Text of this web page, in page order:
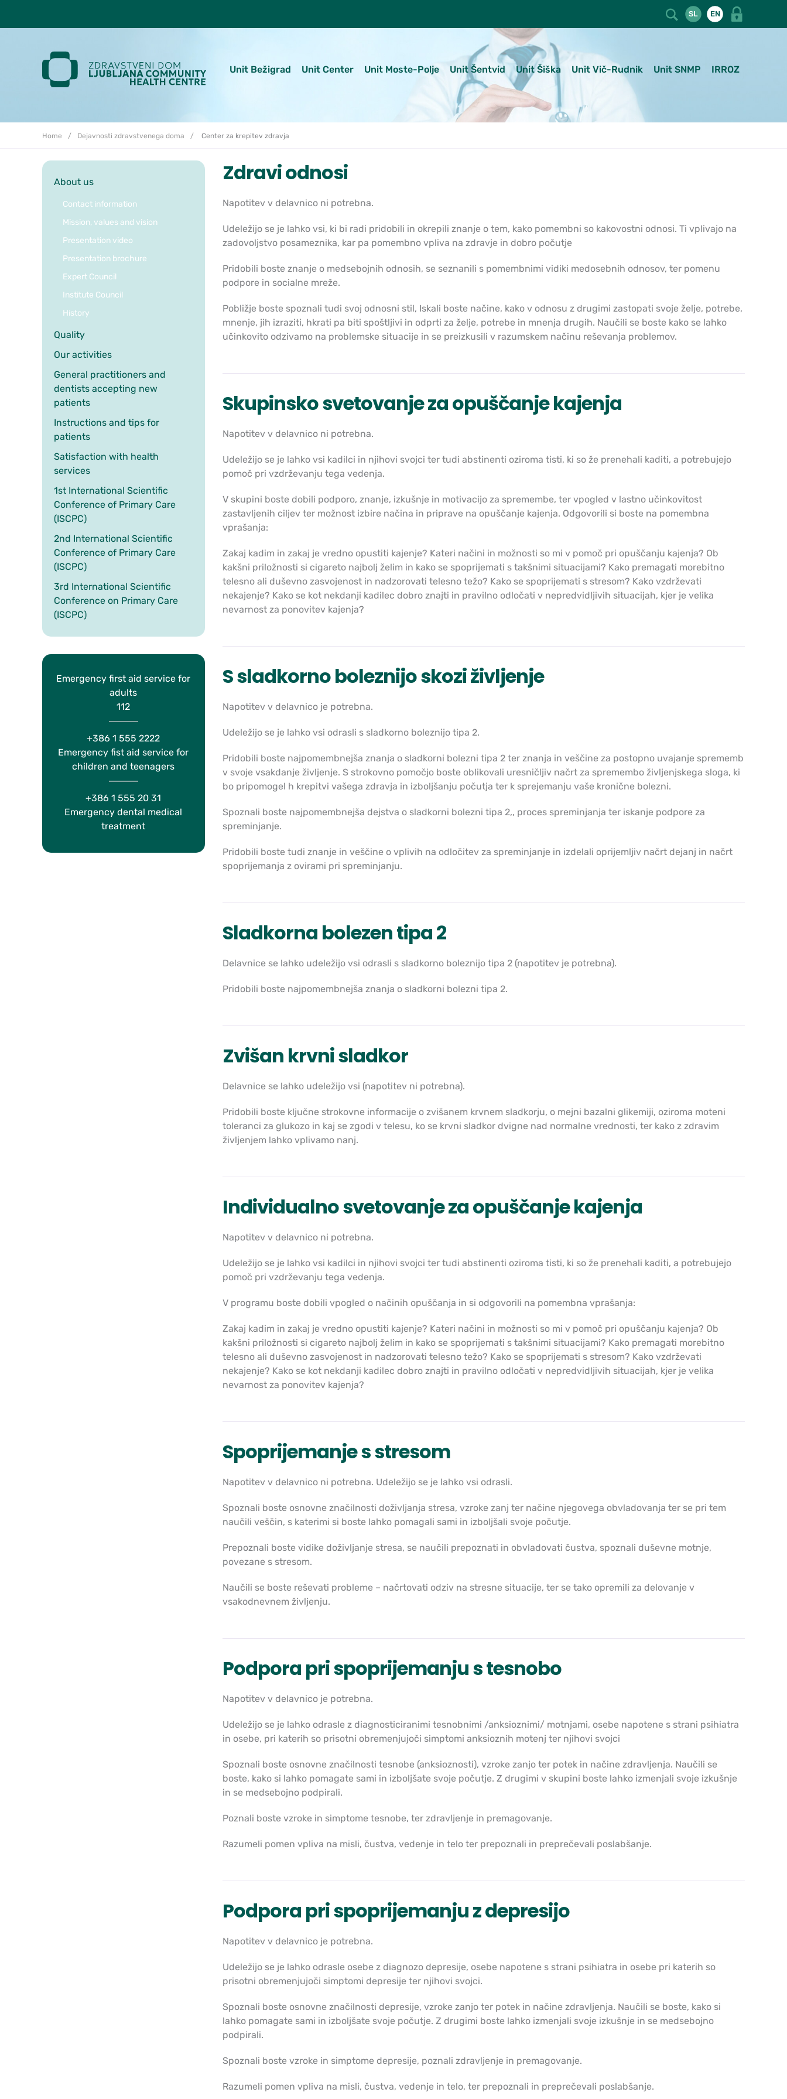
SL EN
Unit Bežigrad Unit Center Unit Moste-Polje Unit Šentvid Unit Šiška Unit Vič-Rudnik Unit SNMP IRROZ
Home Dejavnosti zdravstvenega doma Center za krepitev zdravja
About us
Contact information
Mission, values and vision
Presentation video
Presentation brochure
Expert Council
Institute Council
History
Quality
Our activities
General practitioners and
dentists accepting new
patients
Instructions and tips for
patients
Satisfaction with health
services
1st International Scientific
Conference of Primary Care
(ISCPC)
2nd International Scientific
Conference of Primary Care
(ISCPC)
3rd International Scientific
Conference on Primary Care
(ISCPC)
Emergency first aid service for
adults
112
+386 1 555 2222
Emergency fist aid service for
children and teenagers
+386 1 555 20 31
Emergency dental medical
treatment
Zdravi odnosi
Napotitev v delavnico ni potrebna.
Udeležijo se je lahko vsi, ki bi radi pridobili in okrepili znanje o tem, kako pomembni so kakovostni odnosi. Ti vplivajo na
zadovoljstvo posameznika, kar pa pomembno vpliva na zdravje in dobro počutje
Pridobili boste znanje o medsebojnih odnosih, se seznanili s pomembnimi vidiki medosebnih odnosov, ter pomenu
podpore in socialne mreže.
Pobližje boste spoznali tudi svoj odnosni stil, Iskali boste načine, kako v odnosu z drugimi zastopati svoje želje, potrebe,
mnenje, jih izraziti, hkrati pa biti spoštljivi in odprti za želje, potrebe in mnenja drugih. Naučili se boste kako se lahko
učinkovito odzivamo na problemske situacije in se preizkusili v razumskem načinu reševanja problemov.
Skupinsko svetovanje za opuščanje kajenja
Napotitev v delavnico ni potrebna.
Udeležijo se je lahko vsi kadilci in njihovi svojci ter tudi abstinenti oziroma tisti, ki so že prenehali kaditi, a potrebujejo
pomoč pri vzdrževanju tega vedenja.
V skupini boste dobili podporo, znanje, izkušnje in motivacijo za spremembe, ter vpogled v lastno učinkovitost
zastavljenih ciljev ter možnost izbire načina in priprave na opuščanje kajenja. Odgovorili si boste na pomembna
vprašanja:
Zakaj kadim in zakaj je vredno opustiti kajenje? Kateri načini in možnosti so mi v pomoč pri opuščanju kajenja? Ob
kakšni priložnosti si cigareto najbolj želim in kako se spoprijemati s takšnimi situacijami? Kako premagati morebitno
telesno ali duševno zasvojenost in nadzorovati telesno težo? Kako se spoprijemati s stresom? Kako vzdrževati
nekajenje? Kako se kot nekdanji kadilec dobro znajti in pravilno odločati v nepredvidljivih situacijah, kjer je velika
nevarnost za ponovitev kajenja?
S sladkorno boleznijo skozi življenje
Napotitev v delavnico je potrebna.
Udeležijo se je lahko vsi odrasli s sladkorno boleznijo tipa 2.
Pridobili boste najpomembnejša znanja o sladkorni bolezni tipa 2 ter znanja in veščine za postopno uvajanje sprememb
v svoje vsakdanje življenje. S strokovno pomočjo boste oblikovali uresničljiv načrt za spremembo življenjskega sloga, ki
bo pripomogel h krepitvi vašega zdravja in izboljšanju počutja ter k sprejemanju vaše kronične bolezni.
Spoznali boste najpomembnejša dejstva o sladkorni bolezni tipa 2,, proces spreminjanja ter iskanje podpore za
spreminjanje.
Pridobili boste tudi znanje in veščine o vplivih na odločitev za spreminjanje in izdelali oprijemljiv načrt dejanj in načrt
spoprijemanja z ovirami pri spreminjanju.
Sladkorna bolezen tipa 2
Delavnice se lahko udeležijo vsi odrasli s sladkorno boleznijo tipa 2 (napotitev je potrebna).
Pridobili boste najpomembnejša znanja o sladkorni bolezni tipa 2.
Zvišan krvni sladkor
Delavnice se lahko udeležijo vsi (napotitev ni potrebna).
Pridobili boste ključne strokovne informacije o zvišanem krvnem sladkorju, o mejni bazalni glikemiji, oziroma moteni
toleranci za glukozo in kaj se zgodi v telesu, ko se krvni sladkor dvigne nad normalne vrednosti, ter kako z zdravim
življenjem lahko vplivamo nanj.
Individualno svetovanje za opuščanje kajenja
Napotitev v delavnico ni potrebna.
Udeležijo se je lahko vsi kadilci in njihovi svojci ter tudi abstinenti oziroma tisti, ki so že prenehali kaditi, a potrebujejo
pomoč pri vzdrževanju tega vedenja.
V programu boste dobili vpogled o načinih opuščanja in si odgovorili na pomembna vprašanja:
Zakaj kadim in zakaj je vredno opustiti kajenje? Kateri načini in možnosti so mi v pomoč pri opuščanju kajenja? Ob
kakšni priložnosti si cigareto najbolj želim in kako se spoprijemati s takšnimi situacijami? Kako premagati morebitno
telesno ali duševno zasvojenost in nadzorovati telesno težo? Kako se spoprijemati s stresom? Kako vzdrževati
nekajenje? Kako se kot nekdanji kadilec dobro znajti in pravilno odločati v nepredvidljivih situacijah, kjer je velika
nevarnost za ponovitev kajenja?
Spoprijemanje s stresom
Napotitev v delavnico ni potrebna. Udeležijo se je lahko vsi odrasli.
Spoznali boste osnovne značilnosti doživljanja stresa, vzroke zanj ter načine njegovega obvladovanja ter se pri tem
naučili veščin, s katerimi si boste lahko pomagali sami in izboljšali svoje počutje.
Prepoznali boste vidike doživljanje stresa, se naučili prepoznati in obvladovati čustva, spoznali duševne motnje,
povezane s stresom.
Naučili se boste reševati probleme – načrtovati odziv na stresne situacije, ter se tako opremili za delovanje v
vsakodnevnem življenju.
Podpora pri spoprijemanju s tesnobo
Napotitev v delavnico je potrebna.
Udeležijo se je lahko odrasle z diagnosticiranimi tesnobnimi /anksioznimi/ motnjami, osebe napotene s strani psihiatra
in osebe, pri katerih so prisotni obremenjujoči simptomi anksioznih motenj ter njihovi svojci
Spoznali boste osnovne značilnosti tesnobe (anksioznosti), vzroke zanjo ter potek in načine zdravljenja. Naučili se
boste, kako si lahko pomagate sami in izboljšate svoje počutje. Z drugimi v skupini boste lahko izmenjali svoje izkušnje
in se medsebojno podpirali.
Poznali boste vzroke in simptome tesnobe, ter zdravljenje in premagovanje.
Razumeli pomen vpliva na misli, čustva, vedenje in telo ter prepoznali in preprečevali poslabšanje.
Podpora pri spoprijemanju z depresijo
Napotitev v delavnico je potrebna.
Udeležijo se je lahko odrasle osebe z diagnozo depresije, osebe napotene s strani psihiatra in osebe pri katerih so
prisotni obremenjujoči simptomi depresije ter njihovi svojci.
Spoznali boste osnovne značilnosti depresije, vzroke zanjo ter potek in načine zdravljenja. Naučili se boste, kako si
lahko pomagate sami in izboljšate svoje počutje. Z drugimi boste lahko izmenjali svoje izkušnje in se medsebojno
podpirali.
Spoznali boste vzroke in simptome depresije, poznali zdravljenje in premagovanje.
Razumeli pomen vpliva na misli, čustva, vedenje in telo, ter prepoznali in preprečevali poslabšanje.